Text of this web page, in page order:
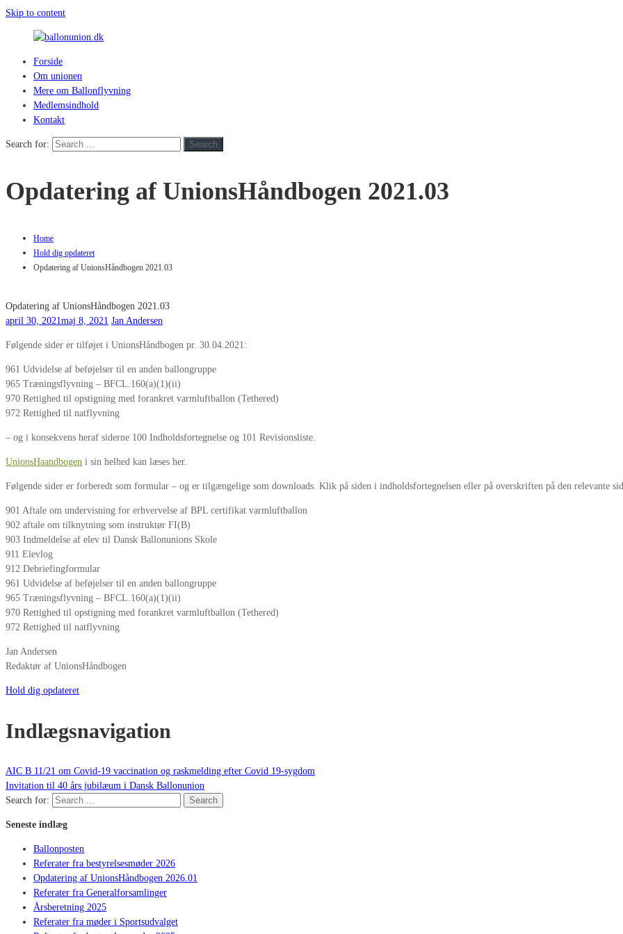
Skip to content
ballonunion.dk
hvad
blæser
Forside
Om unionen
Mere om Ballonflyvning
Medlemsindhold
Kontakt
Search for: Search
Opdatering af UnionsHåndbogen 2021.03
Home
Hold dig opdateret
Opdatering af UnionsHåndbogen 2021.03
Opdatering af UnionsHåndbogen 2021.03
april 30, 2021 maj 8, 2021 Jan Andersen
Følgende sider er tilføjet i UnionsHåndbogen pr. 30.04.2021:
961 Udvidelse af beføjelser til en anden ballongruppe
965 Træningsflyvning – BFCL.160(a)(1)(ii)
970 Rettighed til opstigning med forankret varmluftballon (Tethered)
972 Rettighed til natflyvning
– og i konsekvens heraf siderne 100 Indholdsfortegnelse og 101 Revisionsliste.
UnionsHaandbogen i sin helhed kan læses her.
Følgende sider er forberedt som formular – og er tilgængelige som downloads. Klik på siden i indholdsfortegnelsen eller på overskriften på den relevante
901 Aftale om undervisning for erhvervelse af BPL certifikat varmluftballon
902 aftale om tilknytning som instruktør FI(B)
903 Indmeldelse af elev til Dansk Ballonunions Skole
911 Elevlog
912 Debriefingformular
961 Udvidelse af beføjelser til en anden ballongruppe
965 Træningsflyvning – BFCL.160(a)(1)(ii)
970 Rettighed til opstigning med forankret varmluftballon (Tethered)
972 Rettighed til natflyvning
Jan Andersen
Redaktør af UnionsHåndbogen
Hold dig opdateret
Indlægsnavigation
AIC B 11/21 om Covid-19 vaccination og raskmelding efter Covid 19-sygdom
Invitation til 40 års jubilæum i Dansk Ballonunion
Search for:
Search
Seneste indlæg
Ballonposten
Referater fra bestyrelsesmøder 2026
Opdatering af UnionsHåndbogen 2026.01
Referater fra Generalforsamlinger
Årsberetning 2025
Referater fra møder i Sportsudvalget